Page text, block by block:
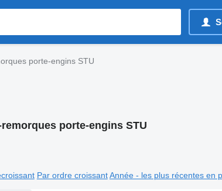
porte-engins STU
porte-engins STU
Par ordre croissant Année - les plus récentes en